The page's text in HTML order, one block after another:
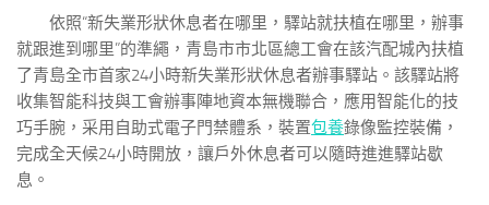
依照“新失業形狀休息者在哪里，驛站就扶植在哪里，辦事
就跟進到哪里”的準繩，青島市市北區總工會在該汽配城內扶植
了青島全市首家24小時新失業形狀休息者辦事驛站。該驛站將
收集智能科技與工會辦事陣地資本無機聯合，應用智能化的技
巧手腕，采用自助式電子門禁體系，裝置包養錄像監控裝備，
完成全天候24小時開放，讓戶外休息者可以隨時進進驛站歇
息。